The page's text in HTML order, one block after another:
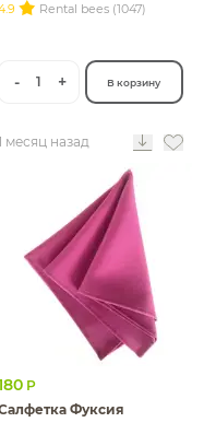
Rental bees (1047)
- 1 + В корзину
месяц назад
Р
Фуксия